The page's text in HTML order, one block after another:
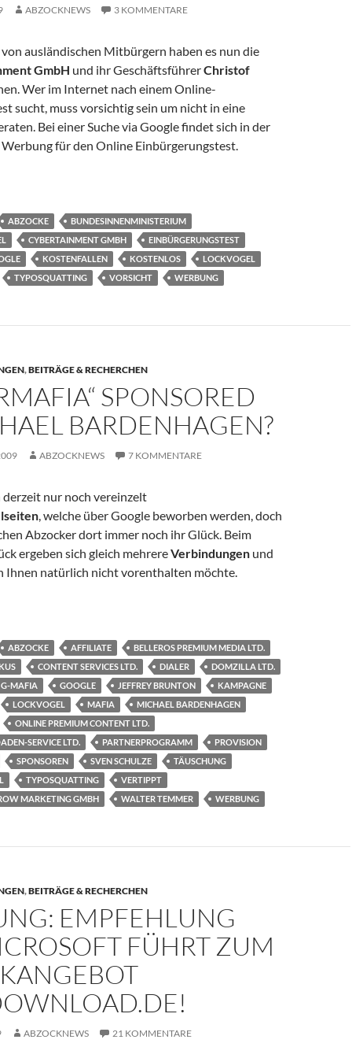
ABZOCKNEWS 3 KOMMENTARE
ausländischen Mitbürgern haben es nun die
GmbH und ihr GeschäftsführerChristof
Wer im Internet nach einem Online-
sucht, muss vorsichtig sein um nicht in eine
Bei einer Suche via Google findet sich in der
für den Online Einbürgerungstest.
mit Einbürgerungstest auf Kundenfang
ABZOCKE
BUNDESINNENMINISTERIUM
CYBERTAINMENT GMBH
EINBÜRGERUNGSTEST
KOSTENFALLEN KOSTENLOS
LOCKVOGEL
TYPOSQUATTING VORSICHT WERBUNG
,BEITRÄGE & RECHERCHEN
SPONSORED
BARDENHAGEN?
ABZOCKNEWS 7 KOMMENTARE
nur noch vereinzelt
, welche über Google beworben werden, doch
Abzocker dort immer noch ihr Glück. Beim
ergeben sich gleich mehrereVerbindungen und
Ihnen natürlich nicht vorenthalten möchte.
by Michael Bardenhagen?
ABZOCKE AFFILIATE
BELLEROS PREMIUM MEDIA LTD.
CONTENT SERVICES LTD. DIALER
DOMZILLA LTD.
G-MAFIA GOOGLE JEFFREY BRUNTON
KAMPAGNE
LOCKVOGEL MAFIA
MICHAEL BARDENHAGEN
ONLINE PREMIUM CONTENT LTD.
SERVICE LTD.
PARTNERPROGRAMM
PROVISION
SPONSOREN SVEN SCHULZE
TÄUSCHUNG
TYPOSQUATTING
VERTIPPT
MARKETING GMBH
WALTER TEMMER WERBUNG
,BEITRÄGE & RECHERCHEN
EMPFEHLUNG
FÜHRT ZUM
ABZOCKNEWS 21 KOMMENTARE